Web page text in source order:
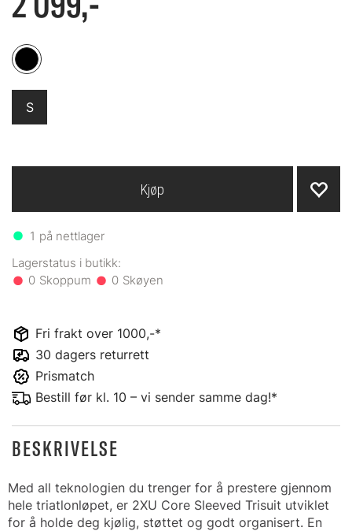
S
1 på nettlager
0 0
Kjøp
Fri frakt over 1000,-*
30 dagers returrett
Prismatch
Bestill før kl. 10 – vi sender samme dag!*
BESKRIVELSE
Med all teknologien du trenger for å prestere gjennom
hele triatlonløpet, er 2XU Core Sleeved Trisuit utviklet
for å holde deg kjølig, støttet og godt organisert. En